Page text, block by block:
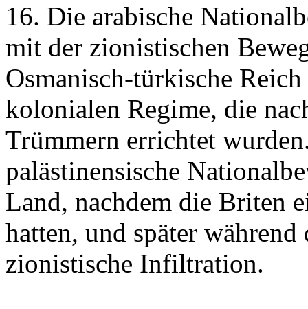
16. Die arabische
mit der zionistischen
Osmanisch-türkische
kolonialen Regime, die
Trümmern errichtet
palästinensische
Land, nachdem die Briten
hatten, und später
zionistische Infiltration.